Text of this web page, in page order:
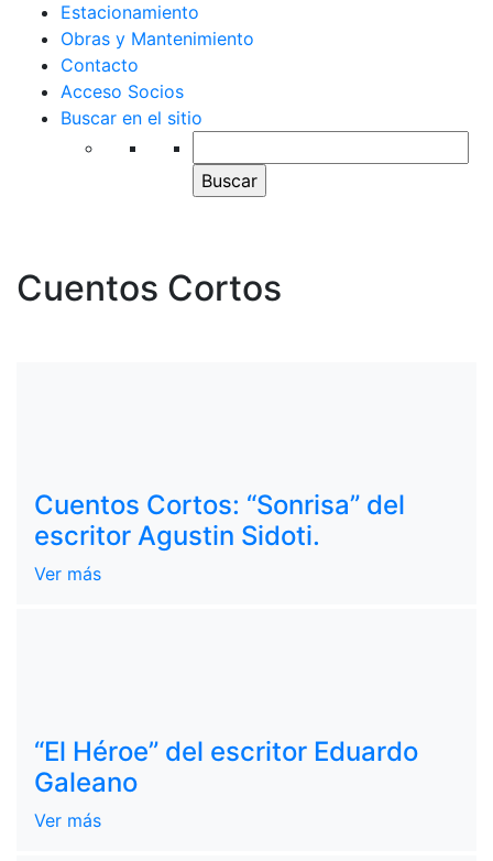
Estacionamiento
Obras y Mantenimiento
Contacto
Acceso Socios
Buscar en el sitio
Cuentos Cortos
Cuentos Cortos: “Sonrisa” del
escritor Agustin Sidoti.
Ver más
“El Héroe” del escritor Eduardo
Galeano
Ver más